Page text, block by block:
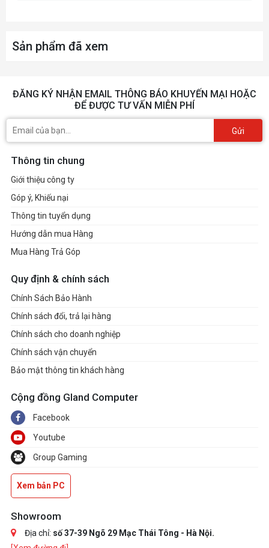
Sản phẩm đã xem
ĐĂNG KÝ NHẬN EMAIL THÔNG BÁO KHUYẾN MẠI HOẶC
ĐỂ ĐƯỢC TƯ VẤN MIỄN PHÍ
Gửi
Thông tin chung
Giới thiệu công ty
Góp ý, Khiếu nại
Thông tin tuyển dụng
Hướng dẫn mua Hàng
Mua Hàng Trả Góp
Quy định & chính sách
Chính Sách Bảo Hành
Chính sách đổi, trả lại hàng
Chính sách cho doanh nghiệp
Chính sách vận chuyển
Bảo mật thông tin khách hàng
Cộng đồng Gland Computer
Facebook
Youtube
Group Gaming
Xem bản PC
Showroom
Địa chỉ: số 37-39 Ngõ 29 Mạc Thái Tông - Hà Nội.